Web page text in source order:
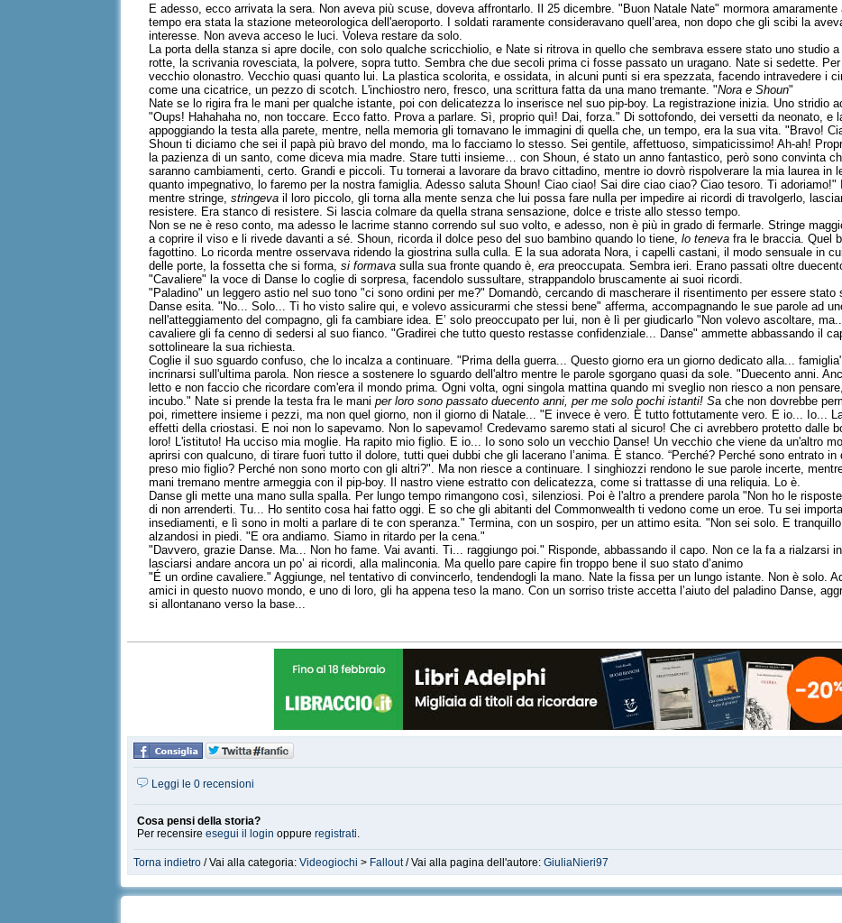
E adesso, ecco arrivata la sera. Non aveva più scuse, doveva affrontarlo. Il 25 dicembre. "Buon Natale Nate" mormora
tempo era stata la stazione meteorologica dell'aeroporto. I soldati raramente consideravano quell’area, non dopo che gli scibi la
interesse. Non aveva acceso le luci. Voleva restare da solo.
La porta della stanza si apre docile, con solo qualche scricchiolio, e Nate si ritrova in quello che sembrava essere stato uno studio
rotte, la scrivania rovesciata, la polvere, sopra tutto. Sembra che due secoli prima ci fosse passato un uragano. Nate si sedette.
vecchio olonastro. Vecchio quasi quanto lui. La plastica scolorita, e ossidata, in alcuni punti si era spezzata, facendo intravedere i
come una cicatrice, un pezzo di scotch. L'inchiostro nero, fresco, una scrittura fatta da una mano tremante. "Nora e Shoun"
Nate se lo rigira fra le mani per qualche istante, poi con delicatezza lo inserisce nel suo pip-boy. La registrazione inizia. Uno stridio
"Oups! Hahahaha no, non toccare. Ecco fatto. Prova a parlare. Sì, proprio quì! Dai, forza." Di sottofondo, dei versetti da neonato, e
appoggiando la testa alla parete, mentre, nella memoria gli tornavano le immagini di quella che, un tempo, era la sua vita. "Bravo!
Shoun ti diciamo che sei il papà più bravo del mondo, ma lo facciamo lo stesso. Sei gentile, affettuoso, simpaticissimo! Ah-ah!
la pazienza di un santo, come diceva mia madre. Stare tutti insieme… con Shoun, é stato un anno fantastico, però sono convinta
saranno cambiamenti, certo. Grandi e piccoli. Tu tornerai a lavorare da bravo cittadino, mentre io dovrò rispolverare la mia laurea in
quanto impegnativo, lo faremo per la nostra famiglia. Adesso saluta Shoun! Ciao ciao! Sai dire ciao ciao? Ciao tesoro. Ti
mentre stringe,stringeva il loro piccolo, gli torna alla mente senza che lui possa fare nulla per impedire ai ricordi di travolgerlo,
resistere. Era stanco di resistere. Si lascia colmare da quella strana sensazione, dolce e triste allo stesso tempo.
Non se ne è reso conto, ma adesso le lacrime stanno correndo sul suo volto, e adesso, non è più in grado di fermarle. Stringe
a coprire il viso e li rivede davanti a sé. Shoun, ricorda il dolce peso del suo bambino quando lo tiene,lo teneva fra le braccia. Quel
fagottino. Lo ricorda mentre osservava ridendo la giostrina sulla culla. E la sua adorata Nora, i capelli castani, il modo sensuale in
delle porte, la fossetta che si forma,si formava sulla sua fronte quando è,era preoccupata. Sembra ieri. Erano passati oltre
"Cavaliere" la voce di Danse lo coglie di sorpresa, facendolo sussultare, strappandolo bruscamente ai suoi ricordi.
"Paladino" un leggero astio nel suo tono "ci sono ordini per me?" Domandò, cercando di mascherare il risentimento per essere stato
Danse esita. "No... Solo... Ti ho visto salire qui, e volevo assicurarmi che stessi bene" afferma, accompagnando le sue parole ad
nell'atteggiamento del compagno, gli fa cambiare idea. E’ solo preoccupato per lui, non è lì per giudicarlo "Non volevo ascoltare,
cavaliere gli fa cenno di sedersi al suo fianco. "Gradirei che tutto questo restasse confidenziale... Danse" ammette abbassando il
sottolineare la sua richiesta.
Coglie il suo sguardo confuso, che lo incalza a continuare. "Prima della guerra... Questo giorno era un giorno dedicato alla...
incrinarsi sull'ultima parola. Non riesce a sostenere lo sguardo dell'altro mentre le parole sgorgano quasi da sole. "Duecento anni.
letto e non faccio che ricordare com'era il mondo prima. Ogni volta, ogni singola mattina quando mi sveglio non riesco a non
incubo." Nate si prende la testa fra le maniper loro sono passato duecento anni, per me solo pochi istanti! Sa che non dovrebbe
poi, rimettere insieme i pezzi, ma non quel giorno, non il giorno di Natale... "E invece è vero. È tutto fottutamente vero. E io... Io...
effetti della criostasi. E noi non lo sapevamo. Non lo sapevamo! Credevamo saremo stati al sicuro! Che ci avrebbero protetto dalle
loro! L'istituto! Ha ucciso mia moglie. Ha rapito mio figlio. E io... Io sono solo un vecchio Danse! Un vecchio che viene da un'altro
aprirsi con qualcuno, di tirare fuori tutto il dolore, tutti quei dubbi che gli lacerano l’anima. È stanco. “Perché? Perché sono entrato
preso mio figlio? Perché non sono morto con gli altri?". Ma non riesce a continuare. I singhiozzi rendono le sue parole incerte,
mani tremano mentre armeggia con il pip-boy. Il nastro viene estratto con delicatezza, come si trattasse di una reliquia. Lo è.
Danse gli mette una mano sulla spalla. Per lungo tempo rimangono così, silenziosi. Poi è l'altro a prendere parola "Non ho le
di non arrenderti. Tu... Ho sentito cosa hai fatto oggi. E so che gli abitanti del Commonwealth ti vedono come un eroe. Tu sei
insediamenti, e lì sono in molti a parlare di te con speranza." Termina, con un sospiro, per un attimo esita. "Non sei solo. E
alzandosi in piedi. "E ora andiamo. Siamo in ritardo per la cena."
"Davvero, grazie Danse. Ma... Non ho fame. Vai avanti. Ti... raggiungo poi." Risponde, abbassando il capo. Non ce la fa a rialzarsi
lasciarsi andare ancora un po’ ai ricordi, alla malinconia. Ma quello pare capire fin troppo bene il suo stato d’animo
"É un ordine cavaliere." Aggiunge, nel tentativo di convincerlo, tendendogli la mano. Nate la fissa per un lungo istante. Non è solo.
amici in questo nuovo mondo, e uno di loro, gli ha appena teso la mano. Con un sorriso triste accetta l’aiuto del paladino Danse,
si allontanano verso la base...
Leggi le 0 recensioni
Cosa pensi della storia?
Per recensireesegui il login oppureregistrati.
Torna indietro / Vai alla categoria:Videogiochi > Fallout/ Vai alla pagina dell'autore:GiuliaNieri97